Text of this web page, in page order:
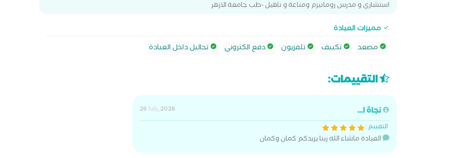
استشاري و مدرس روماتيزم ومناعة و تاهيل -طب جامعة الازهر
مميزات العيادة
مصعد
تكييف تلفزيون دفع الكتروني تحاليل داخل العيادة
التقييمات:
نجاة ا...
26 July, 2026
التقييم :
العيادة ماشاء الله ربنا يزيدكم كمان وكمان